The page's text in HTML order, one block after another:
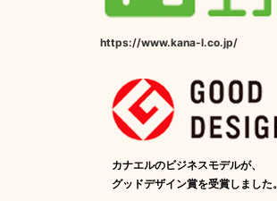
https://www.kana-l.co.jp/
カナエルのビジネスモデルが、
グッドデザイン賞を受賞しました。